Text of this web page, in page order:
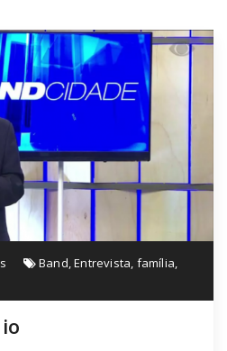
Band,Entrevista, família,